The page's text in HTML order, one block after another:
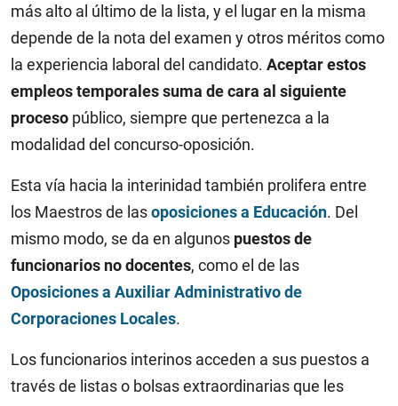
más alto al último de la lista, y el lugar en la misma
depende de la nota del examen y otros méritos como
la experiencia laboral del candidato. Aceptar estos
empleos temporales suma de cara al siguiente
proceso público, siempre que pertenezca a la
modalidad del concurso-oposición.
Esta vía hacia la interinidad también prolifera entre
los Maestros de lasoposiciones a Educación. Del
mismo modo, se da en algunos puestos de
funcionarios no docentes, como el de las
Oposiciones a Auxiliar Administrativo de
Corporaciones Locales.
Los funcionarios interinos acceden a sus puestos a
través de listas o bolsas extraordinarias que les